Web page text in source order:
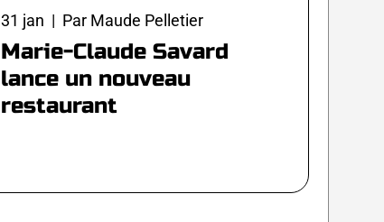
31 jan | Par Maude Pelletier
Marie-Claude Savard
lance un nouveau
restaurant